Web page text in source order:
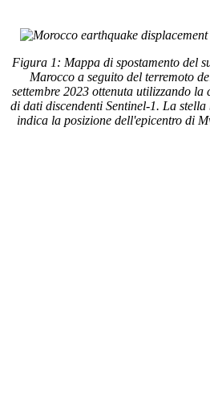
Figura 1: Mappa di spostamento del
Marocco a seguito del terremoto
settembre 2023 ottenuta utilizzando la
di dati discendenti Sentinel-1. La stella
indica la posizione dell'epicentro di